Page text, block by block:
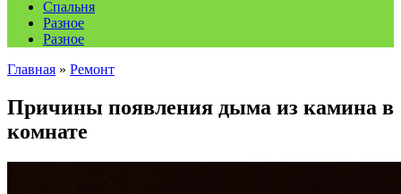
Спальня
Разное
Разное
Главная » Ремонт
Причины появления дыма из камина в
комнате